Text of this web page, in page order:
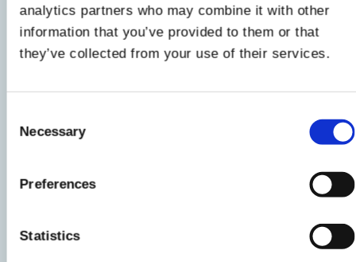
analytics partners who may combine it with other
information that you’ve provided to them or that
they’ve collected from your use of their services.
Selection
Necessary
Preferences
Statistics
di pepepoi spegnete il fuoco.
losanghe e componete così la vostra bowl.
6
gli altri ingredienti.